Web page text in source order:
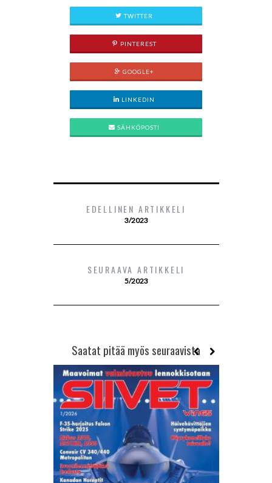
TWITTER
PINTEREST
GOOGLE+
LINKEDIN
SÄHKÖPOSTI
EDELLINEN ARTIKKELI
3/2023
SEURAAVA ARTIKKELI
5/2023
Saatat pitää myös seuraavista